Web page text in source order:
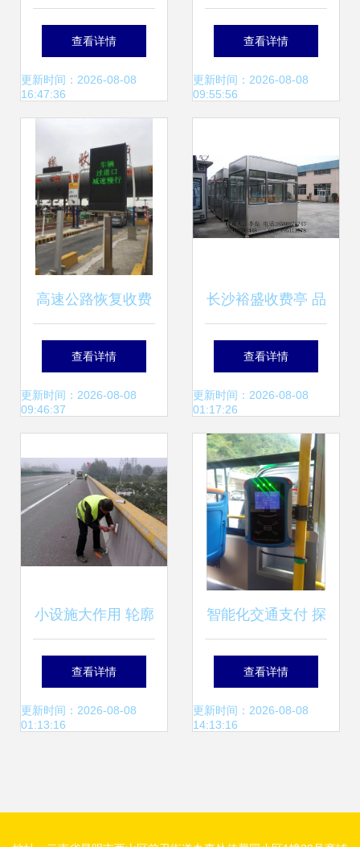
场系统,停车场收费
系统,智能停车场管
备_交通运输_供应
_中国贸易网
查看详情
更新时间：2026-08-08
16:47:36
交通收费设备中的
应用与优化策略
查看详情
更新时间：2026-08-08
09:55:56
高速公路恢复收费
后 堵不堵车？看市
交通委指挥中心最
查看详情
更新时间：2026-08-08
09:46:37
长沙裕盛收费亭 品
质铸就湖南交通设
施新标杆
查看详情
更新时间：2026-08-08
01:17:26
小设施大作用 轮廓
标在交通安全中的
不可忽视价值
查看详情
更新时间：2026-08-08
01:13:16
智能化交通支付 探
析公交收费机、读
卡器与刷卡器的发
查看详情
更新时间：2026-08-08
14:13:16